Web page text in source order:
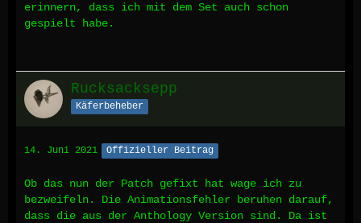
erinnern, dass ich mit dem Set auch schon
gespielt habe.
Rucksacksepp
Käferbeheber
14. Juni 2021 Offizieller Beitrag
Ob das nun der Patch gefixt hat wage ich zu
bezweifeln. Die Animationsfehler beruhen darauf,
dass die aus der Anthology Version sind. Da ist